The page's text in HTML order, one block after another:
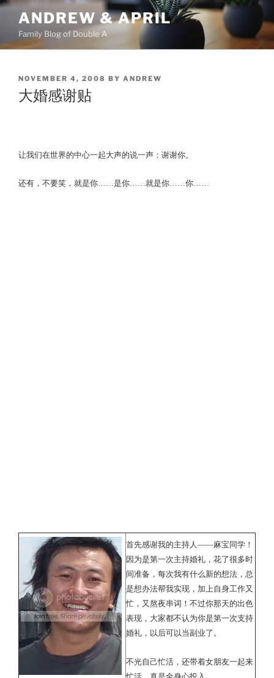
Skip
content
ANDREW & APRIL
Family Blog of Double A
POSTED
ON
NOVEMBER 4, 2008 BY ANDREW
大婚感谢贴
让我们在世界的中心一起大声的说一声：谢谢你。
还有，不要笑，就是你……是你……就是你……你……
首先感谢我的主持人——麻宝同学！
因为是第一次主持婚礼，花了很多时
间准备，每次我有什么新的想法，总
是想办法帮我实现，加上自身工作又
忙，又熬夜串词！不过你那天的出色
表现，大家都不认为你是第一次支持
婚礼，以后可以当副业了。
不光自己忙活，还带着女朋友一起来